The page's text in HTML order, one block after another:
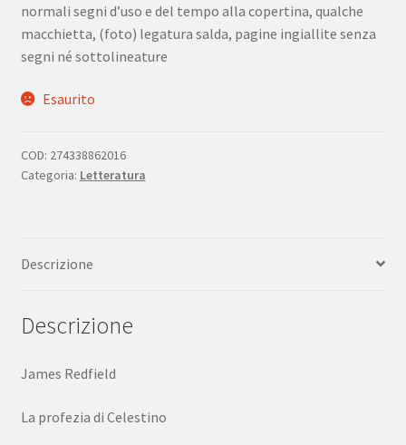
normali segni d’uso e del tempo alla copertina, qualche
macchietta, (foto) legatura salda, pagine ingiallite senza
segni né sottolineature
Esaurito
COD: 274338862016
Categoria: Letteratura
Descrizione
Descrizione
James Redfield
La profezia di Celestino